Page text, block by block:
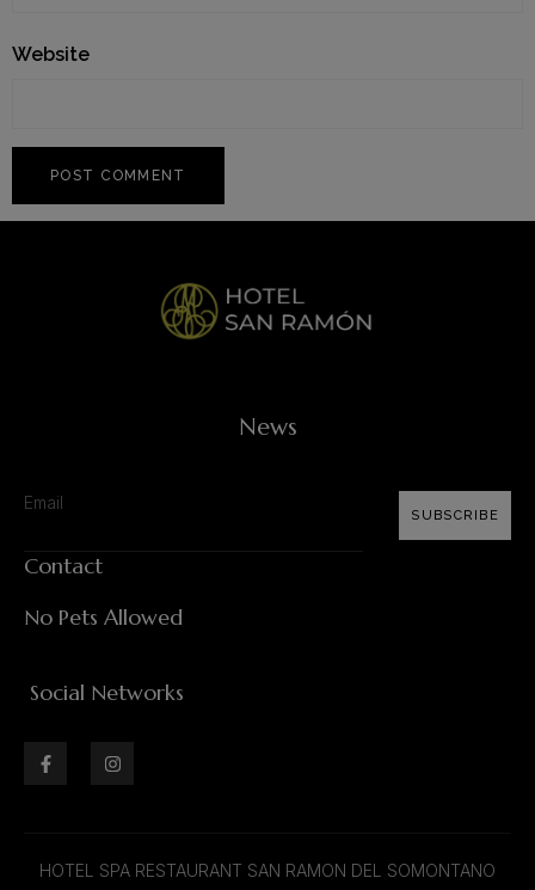
Website
News
SUBSCRIBE
Contact
No Pets Allowed
Social Networks
HOTEL SPA RESTAURANT SAN RAMON DEL SOMONTANO